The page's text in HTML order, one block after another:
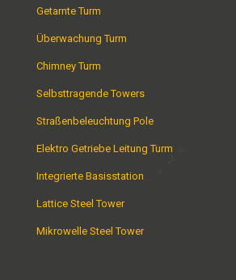
Getarnte Turm
Überwachung Turm
Chimney Turm
Selbsttragende Towers
Straßenbeleuchtung Pole
Elektro Getriebe Leitung Turm
Integrierte Basisstation
Lattice Steel Tower
Mikrowelle Steel Tower